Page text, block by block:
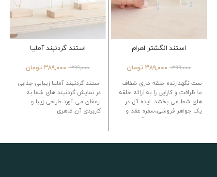
استند انگشتر اهرام
۳۹۹,۰۰۰ ۳۸۹,۰۰۰ تومان
ست نگهدارنده حلقه ماری شفاف
ما ظرافت و کارایی را به ارائه حلقه
های شما می بخشد. ایده آل در
یک جواهر فروشی،سفره عقد و
عروسی یا در یک نمایشگاه، ظاهر
استند گردنبند آملیا
۳۹۹,۰۰۰ ۳۸۹,۰۰۰ تومان
استند گردنبند آملیا زیبایی جذابی
در نمایش گردنبند های شما به
ارمغان می آورد طراحی زیبا و
کاربردی آن ظاهری